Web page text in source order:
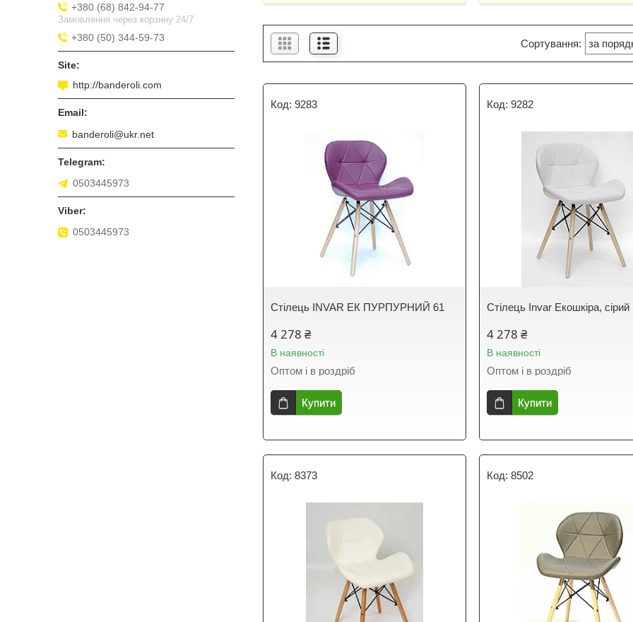
9283
Стілець INVAR ЕК ПУРПУРНИЙ 61
4 278 ₴
В наявності
Оптом і в роздріб
Купити
9282
Стілець Invar Екошкіра, сірий
4 278 ₴
В наявності
Оптом і в роздріб
Купити
8373 8502
+380 (68) 842-94-77
Замовлення через корзину 24/7
+380 (50) 344-59-73
http://banderoli.com
banderoli@ukr.net
0503445973
0503445973